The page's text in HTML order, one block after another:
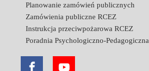
Planowanie zamówień publicznych
Zamówienia publiczne RCEZ
Instrukcja przeciwpożarowa RCEZ
Poradnia Psychologiczno-Pedagogiczna